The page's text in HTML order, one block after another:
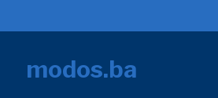
modos.ba